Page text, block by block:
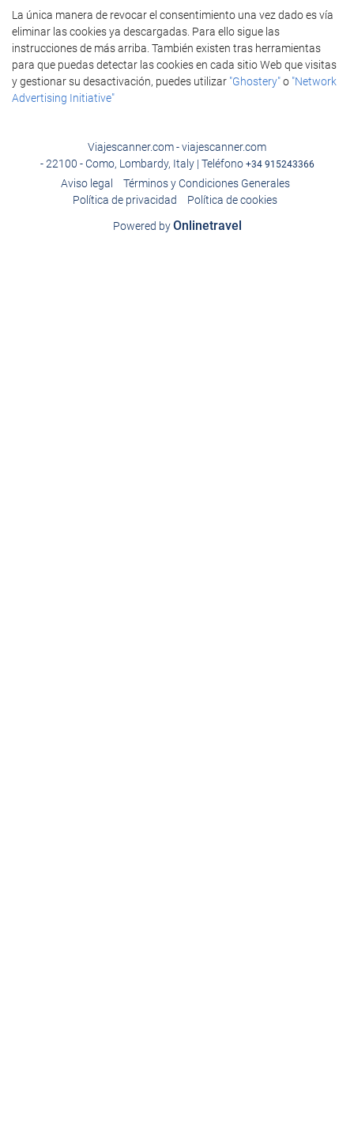
La única manera de revocar el consentimiento una vez dado es vía
eliminar las cookies ya descargadas. Para ello sigue las
instrucciones de más arriba. También existen tras herramientas
para que puedas detectar las cookies en cada sitio Web que visitas
y gestionar su desactivación, puedes utilizar "Ghostery"o "Network
Advertising Initiative"
Viajescanner.com - viajescanner.com
- 22100 - Como, Lombardy, Italy | Teléfono +34 915243366
Aviso legal
Términos y Condiciones Generales
Política de privacidad
Política de cookies
Powered byOnlinetravel